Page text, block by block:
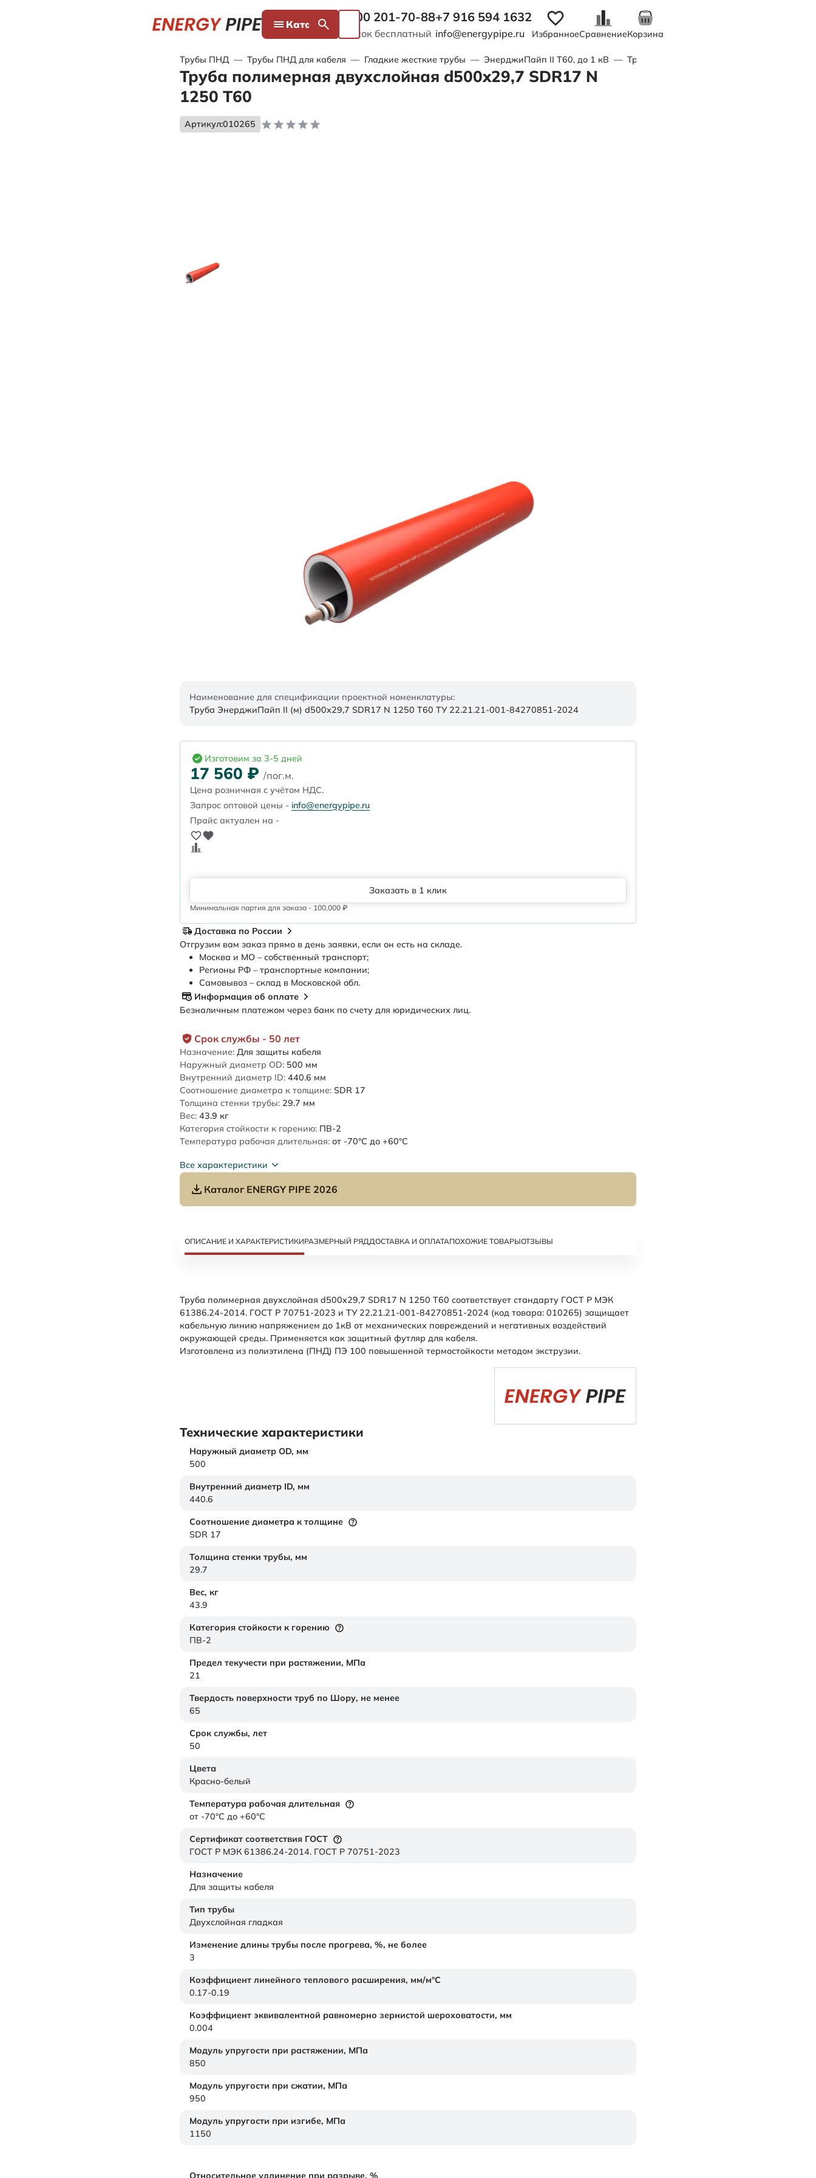
Каталог 8 800 201-70-88
Звонок бесплатный
+7 916 594 1632
info@energypipe.ru ИзбранноеСравнениеКорзина
Трубы ПНД — Трубы ПНД для кабеля — Гладкие жесткие трубы — ЭнерджиПайп II Т60, до 1 кВ — Труба полимерная двухслойная
Труба полимерная двухслойная d500x29,7 SDR17 N
1250 Т60
Артикул:010265
Наименование для спецификации проектной номенклатуры:
Труба ЭнерджиПайп II (м) d500x29,7 SDR17 N 1250 Т60 ТУ 22.21.21-001-84270851-2024
Срок службы - 50 лет
Назначение: Для защиты кабеля
Наружный диаметр OD: 500 мм
Внутренний диаметр ID: 440.6 мм
Соотношение диаметра к толщине: SDR 17
Толщина стенки трубы: 29.7 мм
Вес: 43.9 кг
Категория стойкости к горению: ПВ-2
Температура рабочая длительная: от -70°C до +60°C
Все характеристики
Каталог ENERGY PIPE 2026
Изготовим за 3-5 дней
17 560 ₽ /пог.м.
Цена розничная с учётом НДС.
Запрос оптовой цены - info@energypipe.ru
Прайс актуален на -
Заказать в 1 клик
Минимальная партия для заказа - 100,000 ₽
Доставка по России
Отгрузим вам заказ прямо в день заявки, если он есть на складе.
Москва и МО – собственный транспорт;
Регионы РФ – транспортные компании;
Самовывоз – склад в Московской обл.
Информация об оплате
Безналичным платежом через банк по счету для юридических лиц.
ОПИСАНИЕ И ХАРАКТЕРИСТИКИРАЗМЕРНЫЙ РЯДДОСТАВКА И ОПЛАТАПОХОЖИЕ ТОВАРЫОТЗЫВЫ
Труба полимерная двухслойная d500x29,7 SDR17 N 1250 Т60 соответствует стандарту ГОСТ Р МЭК
61386.24-2014. ГОСТ Р 70751-2023 и ТУ 22.21.21-001-84270851-2024 (код товара: 010265) защищает
кабельную линию напряжением до 1кВ от механических повреждений и негативных воздействий
окружающей среды. Применяется как защитный футляр для кабеля.
Изготовлена из полиэтилена (ПНД) ПЭ 100 повышенной термостойкости методом экструзии.
Технические характеристики
Наружный диаметр OD, мм
500
Внутренний диаметр ID, мм
440.6
Соотношение диаметра к толщине
SDR 17
Толщина стенки трубы, мм
29.7
Вес, кг
43.9
Категория стойкости к горению
ПВ-2
Предел текучести при растяжении, МПа
21
Твердость поверхности труб по Шору, не менее
65
Срок службы, лет
50
Цвета
Красно-белый
Температура рабочая длительная
от -70°C до +60°C
Сертификат соответствия ГОСТ
ГОСТ Р МЭК 61386.24-2014. ГОСТ Р 70751-2023
Назначение
Для защиты кабеля
Тип трубы
Двухслойная гладкая
Изменение длины трубы после прогрева, %, не более
3
Коэффициент линейного теплового расширения, мм/м°С
0.17-0.19
Коэффициент эквивалентной равномерно зернистой шероховатости, мм
0.004
Модуль упругости при растяжении, МПа
850
Модуль упругости при сжатии, МПа
950
Модуль упругости при изгибе, МПа
1150
Относительное удлинение при разрыве, %